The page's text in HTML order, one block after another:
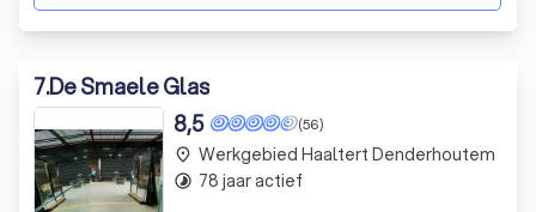
7.De Smaele Glas
(56)
8,5
place Werkgebied Haaltert Denderhoutem
timelapse 78 jaar actief